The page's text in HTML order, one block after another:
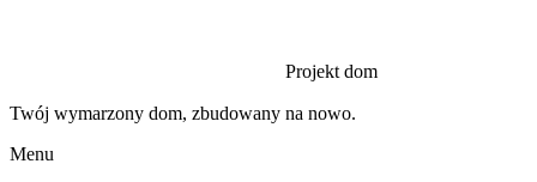
Projekt dom
Twój wymarzony dom, zbudowany na nowo.
Menu